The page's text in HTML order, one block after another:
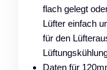
flach gelegt
Lüfter einfach
für den
Daten für